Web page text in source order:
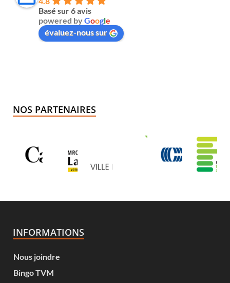
Basé sur 6 avis
powered byGoogle
évaluez-nous sur
NOS PARTENAIRES
INFORMATIONS
Nous joindre
Bingo TVM